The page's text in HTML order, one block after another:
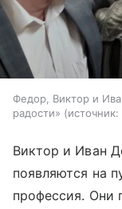
Федор, Виктор и
радости»
источник:
Виктор и Иван
появляются на
профессия. Они